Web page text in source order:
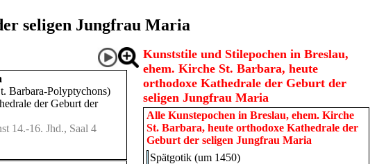
seligen Jungfrau Maria
Barbara-Polyptychons)
der Geburt der
14.-16. Jhd., Saal 4
Kunststile und Stilepochen in Breslau,
ehem. Kirche St. Barbara, heute
orthodoxe Kathedrale der Geburt der
seligen Jungfrau Maria
Alle Kunstepochen in Breslau, ehem. Kirche
St. Barbara, heute orthodoxe Kathedrale der
Geburt der seligen Jungfrau Maria
Spätgotik (um 1450)